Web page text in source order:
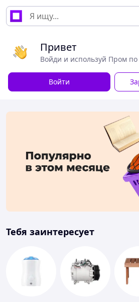
Привет
Войди и используй Пром
Войти
Тебя заинтересует